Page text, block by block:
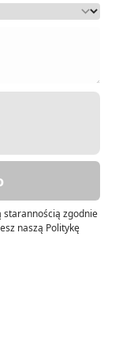
starannością zgodnie
naszą Politykę